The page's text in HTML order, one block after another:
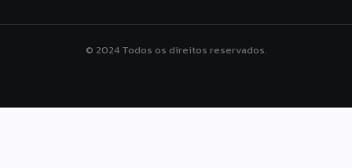
© 2024 Todos os direitos reservados.